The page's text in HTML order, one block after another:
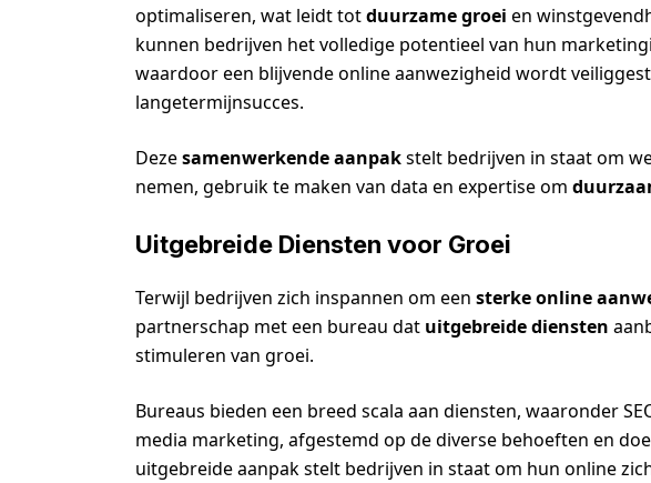
optimaliseren, wat leidt totduurzame groei en
kunnen bedrijven het volledige potentieel van hun
waardoor een blijvende online aanwezigheid wordt
langetermijnsucces.
Dezesamenwerkende aanpakstelt bedrijven in staat om
nemen, gebruik te maken van data en expertise om
Uitgebreide Diensten voor Groei
Terwijl bedrijven zich inspannen om een sterke online
partnerschap met een bureau dat uitgebreide diensten
stimuleren van groei.
Bureaus bieden een breed scala aan diensten, waaronder
media marketing, afgestemd op de diverse behoeften en
uitgebreide aanpak stelt bedrijven in staat om hun online